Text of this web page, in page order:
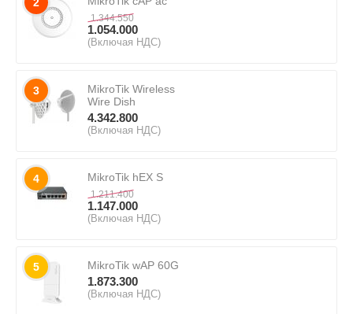
1.344.550
1.054.000
(Включая НДС)
3
MikroTik Wireless
Wire Dish
4.342.800
(Включая НДС)
4 MikroTik hEX S
1.211.400
1.147.000
(Включая НДС)
5 MikroTik wAP 60G
1.873.300
(Включая НДС)